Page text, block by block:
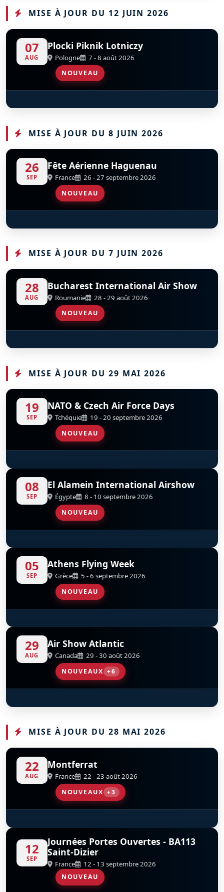
MISE À JOUR DU 12 JUIN 2026
07
AUG
Plocki Piknik Lotniczy
Pologne 7 - 8 août 2026
NOUVEAU
S D
Flying Bulls Aerobatics Team
MISE À JOUR DU 8 JUIN 2026
26
SEP
Fête Aérienne Haguenau
France 26 - 27 septembre 2026
NOUVEAU
D
Pilatus P2
MISE À JOUR DU 7 JUIN 2026
28
AUG
Bucharest International Air Show
Roumanie 28 - 29 août 2026
NOUVEAU
S D
Șoimii României - Hawks Of Romania
MISE À JOUR DU 29 MAI 2026
19
SEP
NATO & Czech Air Force Days
Tchéquie 19 - 20 septembre 2026
NOUVEAU
S D
Hellenic F-16 Demo Team
08
SEP
El Alamein International Airshow
Égypte 8 - 10 septembre 2026
NOUVEAU
S D
Hellenic F-16 Demo Team
05
SEP
Athens Flying Week
Grèce 5 - 6 septembre 2026
NOUVEAU
S D
Hellenic F-16 Demo Team
29
AUG
Air Show Atlantic
Canada 29 - 30 août 2026
NOUVEAUX +6
D
Hawker Hurricane Mk.IV D
De Havilland DH.98 Mosquito D
Yellow Thunder Formation Aerobatic Team D
SkyHawks Canada D
Northern Stars Aeroteam D
Go Ez Aerobatics
MISE À JOUR DU 28 MAI 2026
22
AUG
Montferrat
France 22 - 23 août 2026
NOUVEAUX +3
D
T-6G Texan D
Mustang X-Ray
OV-10 Bronco
12
SEP
Journées Portes Ouvertes - BA113
Saint-Dizier
France 12 - 13 septembre 2026
NOUVEAU